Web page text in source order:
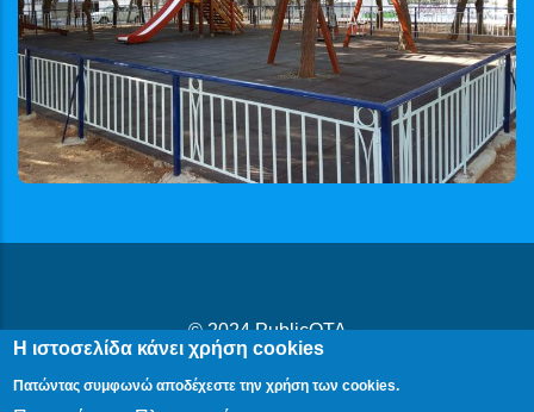
© 2024PublicOTA
Δήλωση Προβασιμότητας|Cookies|Πολιτική Προστασίας
Η ιστοσελίδα κάνει χρήση cookies
Πατώντας συμφωνώ αποδέχεστε την χρήση των cookies.